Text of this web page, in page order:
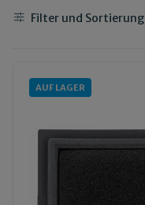
Filter und Sortierung
AUF LAGER